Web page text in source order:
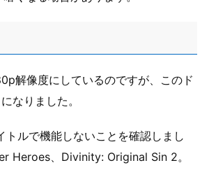
解像度にしているのですが、このド
なりました。
トルで機能しないことを確認しまし
Heroes、Divinity: Original Sin 2。